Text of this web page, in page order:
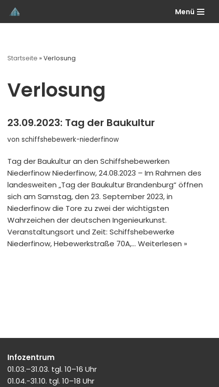
Zum
Menü
Startseite » Verlosung
Verlosung
23.09.2023: Tag der Baukultur
von schiffshebewerk-niederfinow
Tag der Baukultur an den Schiffshebewerken
Niederfinow Niederfinow, 24.08.2023 – Im Rahmen des
landesweiten „Tag der Baukultur Brandenburg“ öffnen
sich am Samstag, den 23. September 2023, in
Niederfinow die Tore zu zwei der wichtigsten
Wahrzeichen der deutschen Ingenieurkunst.
Veranstaltungsort und Zeit: Schiffshebewerke
Niederfinow, Hebewerkstraße 70A,… Weiterlesen »
Infozentrum
01.03.–31.03. tgl. 10–16 Uhr
01.04.-31.10. tgl. 10–18 Uhr